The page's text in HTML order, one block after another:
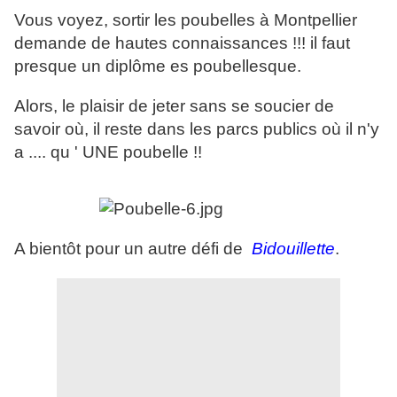
Vous voyez, sortir les poubelles à Montpellier
demande de hautes connaissances !!! il faut
presque un diplôme es poubellesque.
Alors, le plaisir de jeter sans se soucier de
savoir où, il reste dans les parcs publics où il n'y
a .... qu ' UNE poubelle !!
A bientôt pour un autre défi de Bidouillette.